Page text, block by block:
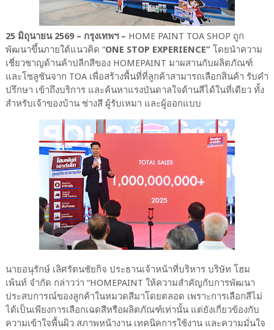
25 มิถุนายน 2569 – กรุงเทพฯ – HOME PAINT TOA SHOP ถูก
พัฒนาขึ้นภายใต้แนวคิด “ONE STOP EXPERIENCE”โดยนำความ
เชี่ยวชาญด้านค้าปลีกสีของ HOMEPAINT มาผสานกับผลิตภัณฑ์
และโซลูชันจาก TOA เพื่อสร้างพื้นที่ที่ลูกค้าสามารถเลือกสินค้า รับคำ
ปรึกษา เข้าถึงบริการ และค้นหาแรงบันดาลใจด้านสีได้ในที่เดียว ทั้ง
สำหรับเจ้าของบ้าน ช่างสี ผู้รับเหมา และผู้ออกแบบ
นายอนุรักษ์ เลิศรัตนชัยกิจ ประธานเจ้าหน้าที่บริหาร บริษัท โฮม
เพ้นท์ จำกัด กล่าวว่า “HOMEPAINT ให้ความสำคัญกับการพัฒนา
ประสบการณ์ของลูกค้าในหมวดสีมาโดยตลอด เพราะการเลือกสีไม่
ได้เป็นเพียงการเลือกเฉดสีหรือผลิตภัณฑ์เท่านั้น แต่ยังเกี่ยวข้องกับ
ความเข้าใจพื้นผิว สภาพหน้างาน เทคนิคการใช้งาน และความมั่นใจ